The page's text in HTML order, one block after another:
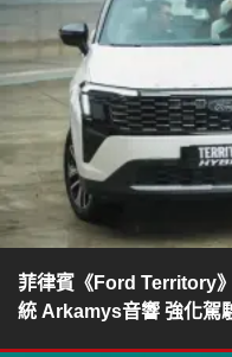
菲律賓《Ford Territory
統 Arkamys音響 強化